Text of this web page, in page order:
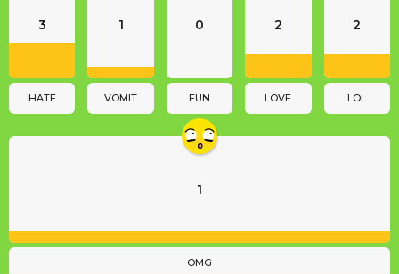
o
3
HATE
1
VOMIT
0
FUN
2
LOVE
2
LOL
1
OMG